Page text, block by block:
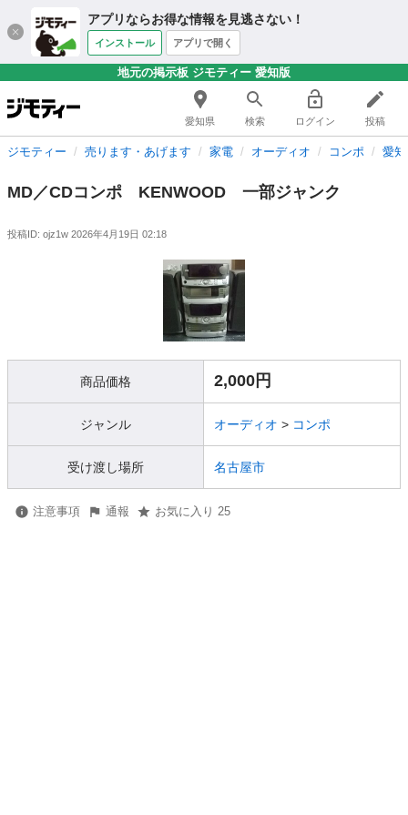
アプリならお得な情報を見逃さない！
インストール アプリで開く
地元の掲示板 ジモティー 愛知版
愛知県 検索 ログイン 投稿
ジモティー 売ります・あげます 家電 オーディオ コンポ 愛
MD／CDコンポ KENWOOD 一部ジャンク
投稿ID: ojz1w 2026年4月19日 02:18
商品価格 2,000円
ジャンル オーディオ > コンポ
受け渡し場所 名古屋市
注意事項 通報 お気に入り 25